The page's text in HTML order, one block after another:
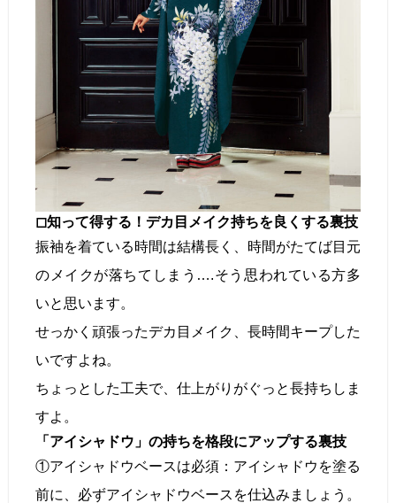
◻︎知って得する！デカ目メイク持ちを良くする裏技
振袖を着ている時間は結構長く、時間がたてば目元
のメイクが落ちてしまう….そう思われている方多
いと思います。
せっかく頑張ったデカ目メイク、長時間キープした
いですよね。
ちょっとした工夫で、仕上がりがぐっと長持ちしま
すよ。
「アイシャドウ」の持ちを格段にアップする裏技
①アイシャドウベースは必須：アイシャドウを塗る
前に、必ずアイシャドウベースを仕込みましょう。